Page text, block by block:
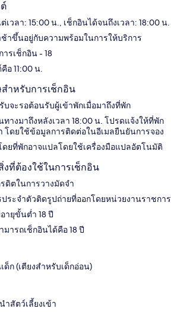
เวลา: 15:00 น., เช็กอินได้จนถึงเวลา: 18:00 น.
าขึ้นอยู่กับความพร้อมในการให้บริการ
รเช็กอิน - 18
อ 11:00 น.
ำหรับการเช็กอิน
จะรอต้อนรับผู้เข้าพักเมื่อมาถึงที่พัก
างมาถึงหลังเวลา 18:00 น. โปรดแจ้งให้ที่พัก
โดยใช้ข้อมูลการติดต่อในอีเมลยืนยันการจอง
ยที่พักอาจแปลโดยใช้เครื่องมือแปลอัตโนมัติ
ที่ต้องใช้ในการเช็กอิน
ดิตในการวางมัดจำ
ระจำตัวติดรูปถ่ายที่ออกโดยหน่วยงานราชการ
ายุขั้นต่ำ 18 ปี
ารถเช็กอินได้คือ 18 ปี
ด็ก (เตียงสำหรับเด็กอ่อน)
สัตว์เลี้ยงเข้า